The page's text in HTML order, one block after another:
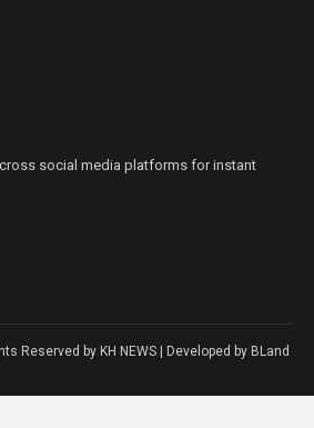
social media platforms for instant
Reserved by KH NEWS | Developed by BLand